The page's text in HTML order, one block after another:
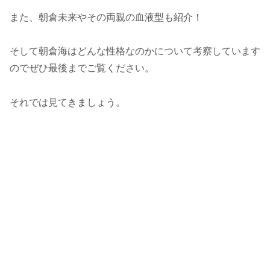
また、朝倉未来やその両親の血液型も紹介！
そして朝倉海はどんな性格なのかについて考察しています
のでぜひ最後までご覧ください。
それでは見てきましょう。